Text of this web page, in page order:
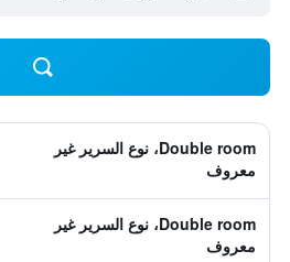
Double room، نوع السرير غير
معروف
Double room، نوع السرير غير
معروف